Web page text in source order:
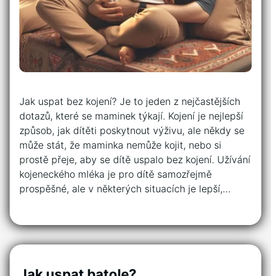
Jak uspat bez kojení? Je to jeden z nejčastějších
dotazů, které se maminek týkají. Kojení je nejlepší
způsob, jak dítěti poskytnout výživu, ale někdy se
může stát, že maminka nemůže kojit, nebo si
prostě přeje, aby se dítě uspalo bez kojení. Užívání
kojeneckého mléka je pro dítě samozřejmě
prospěšné, ale v některých situacích je lepší,…